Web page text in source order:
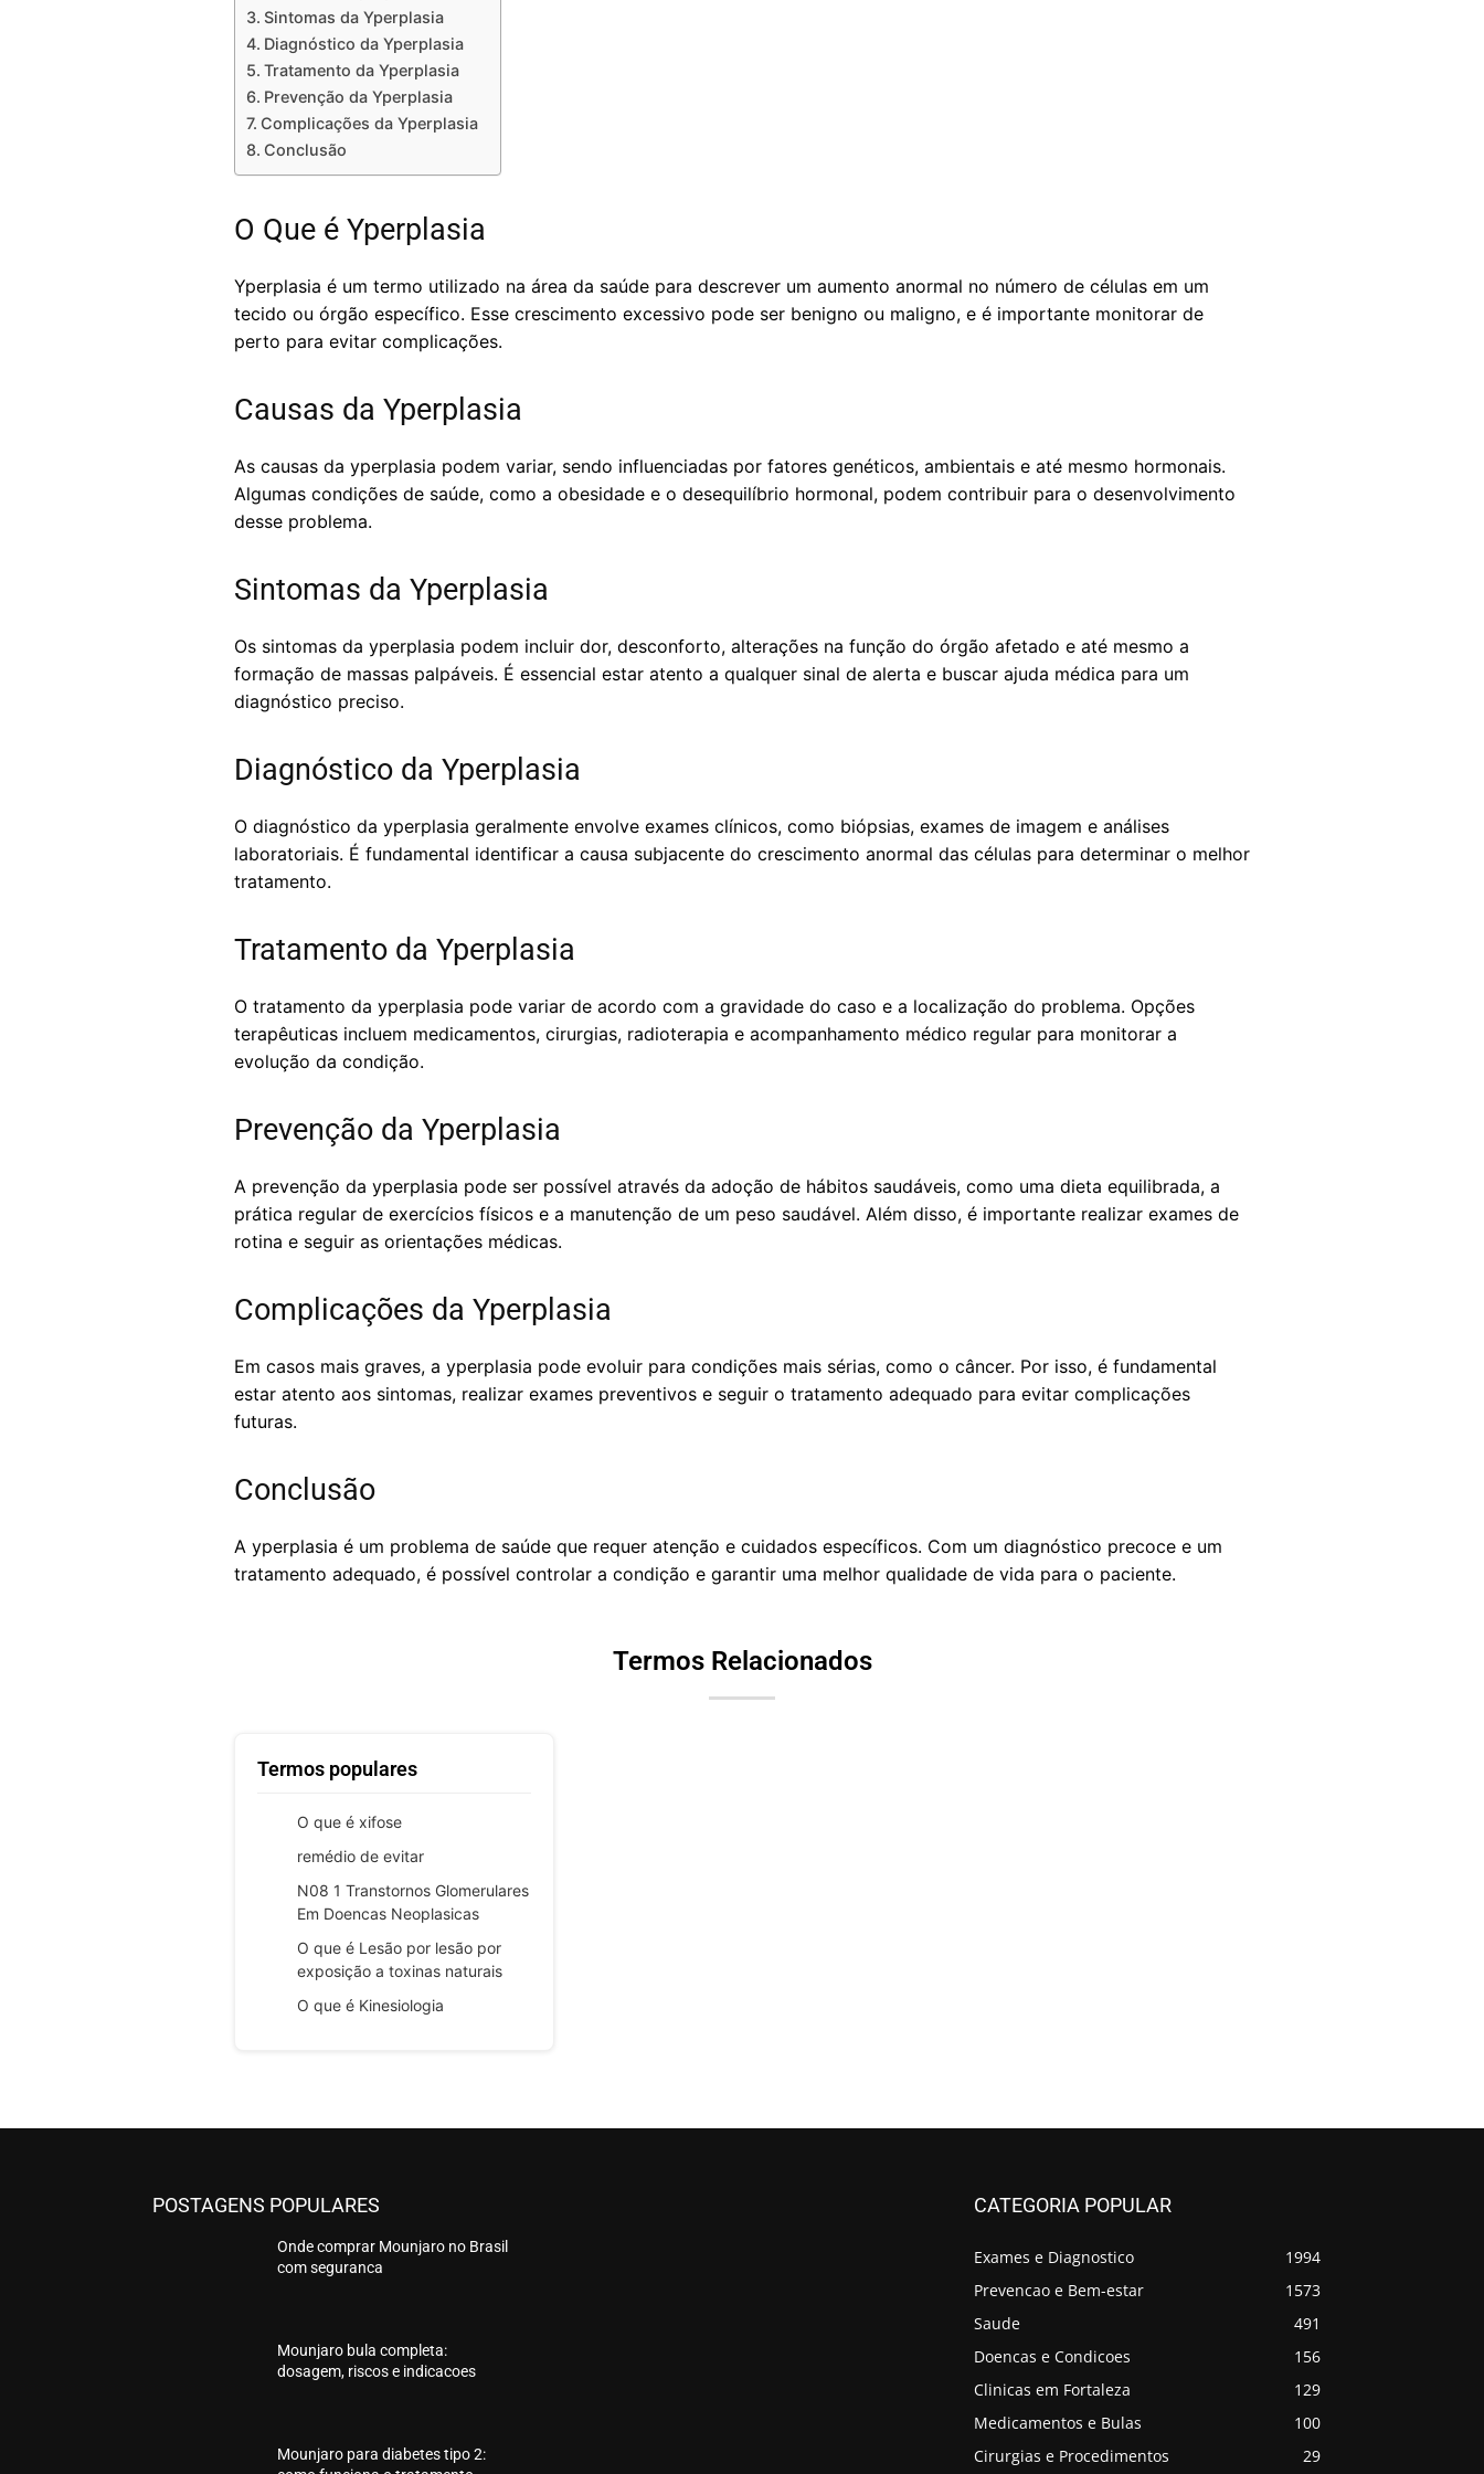
Sintomas da Yperplasia
Diagnóstico da Yperplasia
Tratamento da Yperplasia
Prevenção da Yperplasia
Complicações da Yperplasia
Conclusão
O Que é Yperplasia
Yperplasia é um termo utilizado na área da saúde para descrever um aumento anormal no número de células em um
tecido ou órgão específico. Esse crescimento excessivo pode ser benigno ou maligno, e é importante monitorar de
perto para evitar complicações.
Causas da Yperplasia
As causas da yperplasia podem variar, sendo influenciadas por fatores genéticos, ambientais e até mesmo hormonais.
Algumas condições de saúde, como a obesidade e o desequilíbrio hormonal, podem contribuir para o desenvolvimento
desse problema.
Sintomas da Yperplasia
Os sintomas da yperplasia podem incluir dor, desconforto, alterações na função do órgão afetado e até mesmo a
formação de massas palpáveis. É essencial estar atento a qualquer sinal de alerta e buscar ajuda médica para um
diagnóstico preciso.
Diagnóstico da Yperplasia
O diagnóstico da yperplasia geralmente envolve exames clínicos, como biópsias, exames de imagem e análises
laboratoriais. É fundamental identificar a causa subjacente do crescimento anormal das células para determinar o melhor
tratamento.
Tratamento da Yperplasia
O tratamento da yperplasia pode variar de acordo com a gravidade do caso e a localização do problema. Opções
terapêuticas incluem medicamentos, cirurgias, radioterapia e acompanhamento médico regular para monitorar a
evolução da condição.
Prevenção da Yperplasia
A prevenção da yperplasia pode ser possível através da adoção de hábitos saudáveis, como uma dieta equilibrada, a
prática regular de exercícios físicos e a manutenção de um peso saudável. Além disso, é importante realizar exames de
rotina e seguir as orientações médicas.
Complicações da Yperplasia
Em casos mais graves, a yperplasia pode evoluir para condições mais sérias, como o câncer. Por isso, é fundamental
estar atento aos sintomas, realizar exames preventivos e seguir o tratamento adequado para evitar complicações
futuras.
Conclusão
A yperplasia é um problema de saúde que requer atenção e cuidados específicos. Com um diagnóstico precoce e um
tratamento adequado, é possível controlar a condição e garantir uma melhor qualidade de vida para o paciente.
Termos Relacionados
Termos populares
O que é xifose
remédio de evitar
N08 1 Transtornos Glomerulares
Em Doencas Neoplasicas
O que é Lesão por lesão por
exposição a toxinas naturais
O que é Kinesiologia
POSTAGENS POPULARES
Onde comprar Mounjaro no Brasil
com seguranca
Mounjaro bula completa:
dosagem, riscos e indicacoes
Mounjaro para diabetes tipo 2:
CATEGORIA POPULAR
Exames e Diagnostico
1994
Prevencao e Bem-estar
1573
Saude
491
Doencas e Condicoes
156
Clinicas em Fortaleza
129
Medicamentos e Bulas
100
Cirurgias e Procedimentos
29